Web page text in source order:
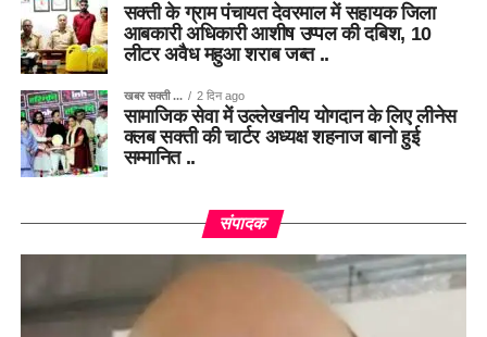
सक्ती के ग्राम पंचायत देवरमाल में सहायक जिला
आबकारी अधिकारी आशीष उप्पल की दबिश, 10
लीटर अवैध महुआ शराब जब्त ..
खबर सक्ती ... 2 दिन ago
सामाजिक सेवा में उल्लेखनीय योगदान के लिए लीनेस
क्लब सक्ती की चार्टर अध्यक्ष शहनाज बानो हुई
सम्मानित ..
संपादक